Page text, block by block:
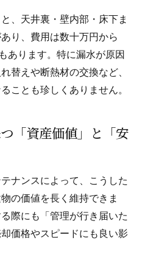
、天井裏・壁内部・床下ま
り、費用は数十万円から
あります。特に漏水が原因
替えや断熱材の交換など、
ことも珍しくありません。
「資産価値」と「安
ナンスによって、こうした
の価値を長く維持できま
際にも「管理が行き届いた
価格やスピードにも良い影